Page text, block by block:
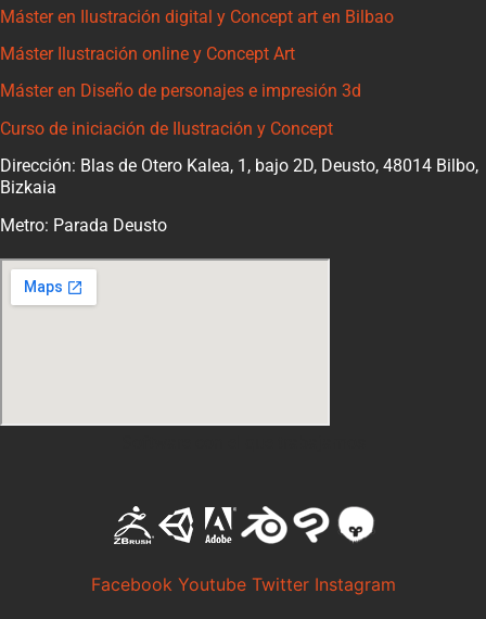
Máster en Ilustración digital y Concept art en Bilbao
Máster Ilustración online y Concept Art
Máster en Diseño de personajes e impresión 3d
Curso de iniciación de Ilustración y Concept
Dirección: Blas de Otero Kalea, 1, bajo 2D, Deusto, 48014 Bilbo,
Bizkaia
Metro: Parada Deusto
Facebook Youtube Twitter Instagram